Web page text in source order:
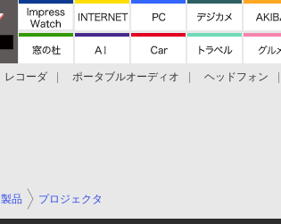
レコーダ ポータブルオーディオ ヘッドフォン
製品 プロジェクタ